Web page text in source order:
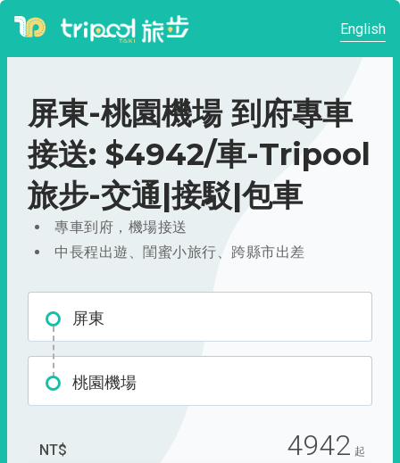
English
屏東-桃園機場 到府專車
接送: $4942/車-Tripool
旅步-交通|接駁|包車
專車到府，機場接送
中長程出遊、閨蜜小旅行、跨縣市出差
屏東
桃園機場
NT$ 4942 起